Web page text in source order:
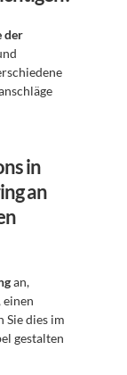
der
in
an
an,
Sie dies im
gestalten